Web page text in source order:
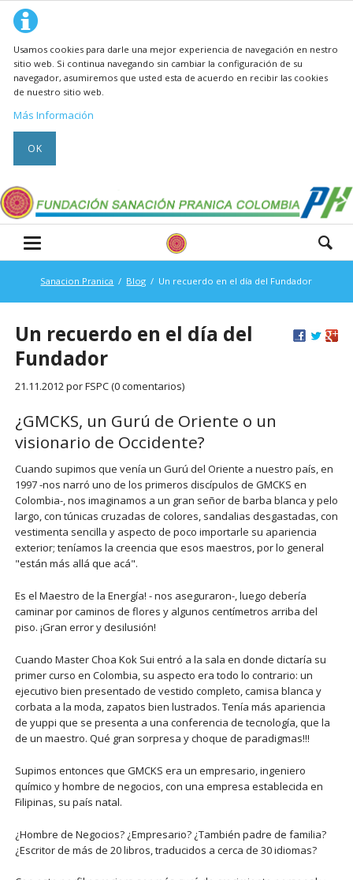
Usamos cookies para darle una mejor experiencia de navegación en nestro
sitio web. Si continua navegando sin cambiar la configuración de su
navegador, asumiremos que usted esta de acuerdo en recibir las cookies
de nuestro sitio web.
Más Información
OK
Sanacion Pranica Blog Un recuerdo en el día del Fundador
Un recuerdo en el día del
Fundador
21.11.2012por FSPC (0 comentarios)
¿GMCKS, un Gurú de Oriente o un
visionario de Occidente?
Cuando supimos que venía un Gurú del Oriente a nuestro país, en
1997 -nos narró uno de los primeros discípulos de GMCKS en
Colombia-, nos imaginamos a un gran señor de barba blanca y pelo
largo, con túnicas cruzadas de colores, sandalias desgastadas, con
vestimenta sencilla y aspecto de poco importarle su apariencia
exterior; teníamos la creencia que esos maestros, por lo general
"están más allá que acá".
Es el Maestro de la Energía! - nos aseguraron-, luego debería
caminar por caminos de flores y algunos centímetros arriba del
piso. ¡Gran error y desilusión!
Cuando Master Choa Kok Sui entró a la sala en donde dictaría su
primer curso en Colombia, su aspecto era todo lo contrario: un
ejecutivo bien presentado de vestido completo, camisa blanca y
corbata a la moda, zapatos bien lustrados. Tenía más apariencia
de yuppi que se presenta a una conferencia de tecnología, que la
de un maestro. Qué gran sorpresa y choque de paradigmas!!!
Supimos entonces que GMCKS era un empresario, ingeniero
químico y hombre de negocios, con una empresa establecida en
Filipinas, su país natal.
¿Hombre de Negocios? ¿Empresario? ¿También padre de familia?
¿Escritor de más de 20 libros, traducidos a cerca de 30 idiomas?